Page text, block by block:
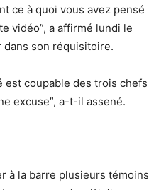
ce à quoi vous avez pensé
vidéo”, a affirmé lundi le
son réquisitoire.
est coupable des trois chefs
excuse”, a-t-il assené.
à la barre plusieurs témoins